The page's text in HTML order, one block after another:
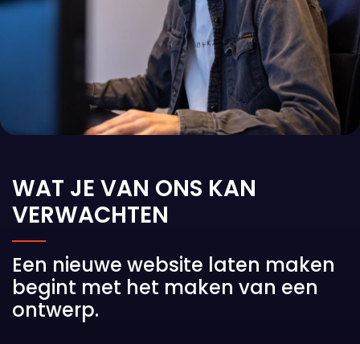
WAT JE VAN ONS KAN
VERWACHTEN
Een nieuwe website laten maken
begint met het maken van een
ontwerp.